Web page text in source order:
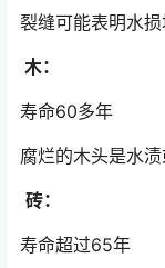
裂缝可能表明水
木：
寿命60多年
腐烂的木头是水
砖：
寿命超过65年